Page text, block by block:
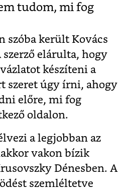
tudom, mi fog
szóba került Kovács
elárulta, hogy
készíteni a
szeret úgy írni, ahogy
előre, mi fog
oldalon.
a legjobban az
vakon bízik
Dénesben. A
szemléltetve